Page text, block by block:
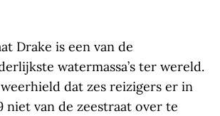
Drake is een van de
watermassa’s ter wereld.
dat zes reizigers er in
niet van de zeestraat over te